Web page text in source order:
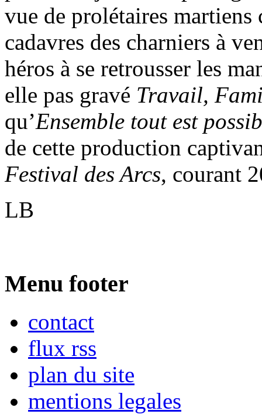
vue de prolétaires martiens
cadavres des charniers à
héros à se retrousser les
elle pas gravé Travail,
qu’Ensemble tout est
de cette production
Festival des Arcs, courant
LB
Menu footer
contact
flux rss
plan du site
mentions legales